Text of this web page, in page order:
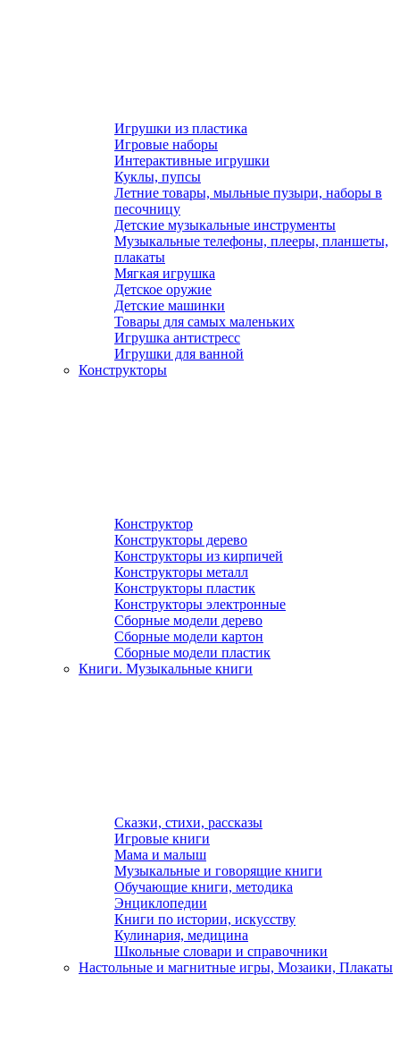
Игрушки из пластика
Игровые наборы
Интерактивные игрушки
Куклы, пупсы
Летние товары, мыльные пузыри, наборы в
песочницу
Детские музыкальные инструменты
Музыкальные телефоны, плееры, планшеты,
плакаты
Мягкая игрушка
Детское оружие
Детские машинки
Товары для самых маленьких
Игрушка антистресс
Игрушки для ванной
Конструкторы
Конструктор
Конструкторы дерево
Конструкторы из кирпичей
Конструкторы металл
Конструкторы пластик
Конструкторы электронные
Сборные модели дерево
Сборные модели картон
Сборные модели пластик
Книги. Музыкальные книги
Сказки, стихи, рассказы
Игровые книги
Мама и малыш
Музыкальные и говорящие книги
Обучающие книги, методика
Энциклопедии
Книги по истории, искусству
Кулинария, медицина
Школьные словари и справочники
Настольные и магнитные игры, Мозаики, Плакаты